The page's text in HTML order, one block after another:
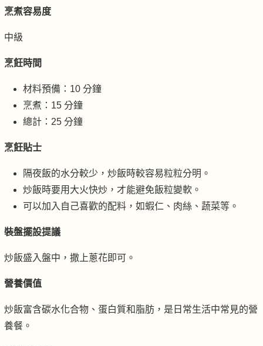
烹煮容易度
中級
烹飪時間
材料預備：10 分鐘
烹煮：15 分鐘
總計：25 分鐘
烹飪貼士
隔夜飯的水分較少，炒飯時較容易粒粒分明。
炒飯時要用大火快炒，才能避免飯粒變軟。
可以加入自己喜歡的配料，如蝦仁、肉絲、蔬菜等。
裝盤擺設提議
炒飯盛入盤中，撒上蔥花即可。
營養價值
炒飯富含碳水化合物、蛋白質和脂肪，是日常生活中常見的營
養餐。